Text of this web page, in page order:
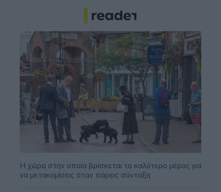
Η χώρα στην οποία βρίσκεται το καλύτερο μέρος για
να μετακομίσεις όταν πάρεις σύνταξη